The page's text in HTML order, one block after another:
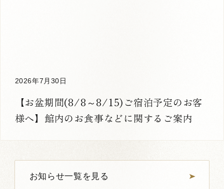
2026年7月30日
【お盆期間(8/8～8/15)ご宿泊予定のお客
様へ】館内のお食事などに関するご案内
お知らせ一覧を見る